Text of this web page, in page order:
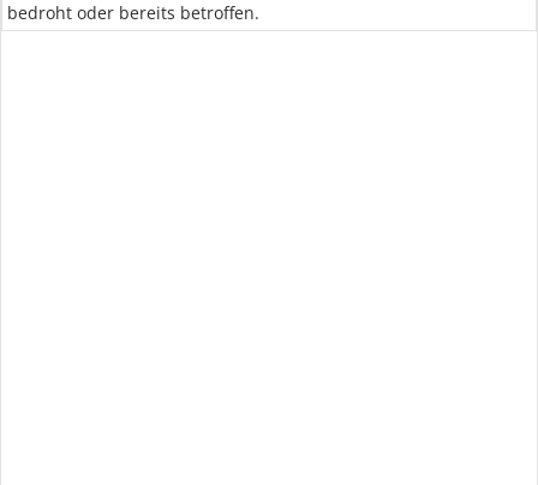
bedroht oder bereits betroffen.